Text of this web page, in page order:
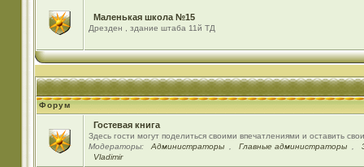
Маленькая школа №15
Дрезден , здание штаба 11й ТД
Форум
Гостевая книга
Здесь гости могут поделиться своими впечатлениями и оставить
Модераторы:
Администраторы Главные администраторы
Vladimir